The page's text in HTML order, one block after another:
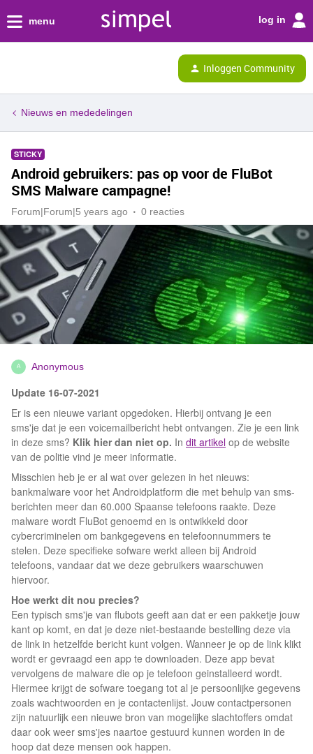
menu log in
Inloggen Community
Nieuws en mededelingen
STICKY
Android gebruikers: pas op voor de FluBot
SMS Malware campagne!
Forum|Forum|5 years ago 0 reacties
A Anonymous
Update 16-07-2021
Er is een nieuwe variant opgedoken. Hierbij ontvang je een
sms'je dat je een voicemailbericht hebt ontvangen. Zie je een link
in deze sms? Klik hier dan niet op. In dit artikel op de website
van de politie vind je meer informatie.
Misschien heb je er al wat over gelezen in het nieuws:
bankmalware voor het Androidplatform die met behulp van sms-
berichten meer dan 60.000 Spaanse telefoons raakte. Deze
malware wordt FluBot genoemd en is ontwikkeld door
cybercriminelen om bankgegevens en telefoonnummers te
stelen. Deze specifieke sofware werkt alleen bij Android
telefoons, vandaar dat we deze gebruikers waarschuwen
hiervoor.
Hoe werkt dit nou precies?
Een typisch sms'je van flubots geeft aan dat er een pakketje jouw
kant op komt, en dat je deze niet-bestaande bestelling deze via
de link in hetzelfde bericht kunt volgen. Wanneer je op de link klikt
wordt er gevraagd een app te downloaden. Deze app bevat
vervolgens de malware die op je telefoon geinstalleerd wordt.
Hiermee krijgt de sofware toegang tot al je persoonlijke gegevens
zoals wachtwoorden en je contactenlijst. Jouw contactpersonen
zijn natuurlijk een nieuwe bron van mogelijke slachtoffers omdat
daar ook weer sms'jes naartoe gestuurd kunnen worden in de
hoop dat deze mensen ook happen.